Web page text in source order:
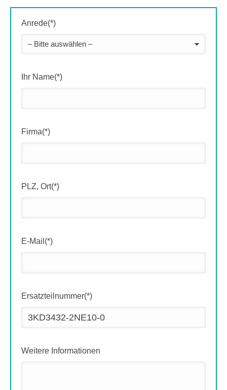
Anrede(*)
Ihr Name(*)
Firma(*)
PLZ, Ort(*)
E-Mail(*)
Ersatzteilnummer(*)
Weitere Informationen